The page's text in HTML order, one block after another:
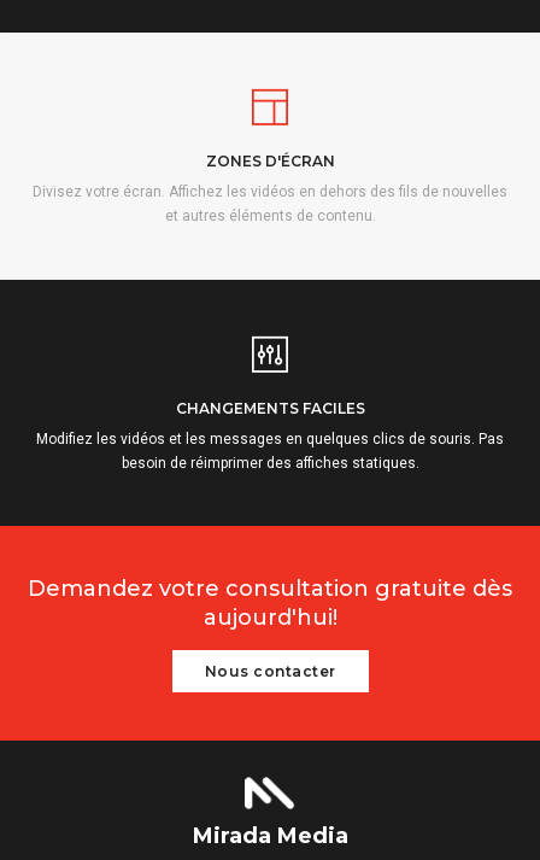
ZONES D'ÉCRAN
Divisez votre écran. Affichez les vidéos en dehors des fils de nouvelles
et autres éléments de contenu.
CHANGEMENTS FACILES
Modifiez les vidéos et les messages en quelques clics de souris. Pas
besoin de réimprimer des affiches statiques.
Demandez votre consultation gratuite dès
aujourd'hui!
Nous contacter
Mirada Media